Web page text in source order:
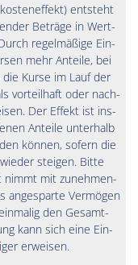
ent­steht
Beträge in Wert­
regel­mäßige Ein­
mehr Anteile, bei
Kurse im Lauf der
vorteil­haft oder nach­
Der Effekt ist ins­
An­teile unter­halb
können, sofern die
steigen. Bitte
nimmt mit zu­nehmen­
an­ge­sparte Ver­mögen
den Gesamt­
kann sich eine Ein­
er­weisen.